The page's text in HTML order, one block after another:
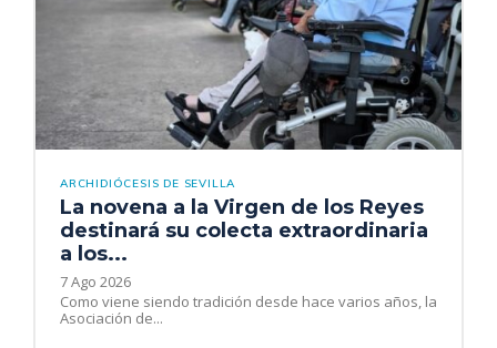
ARCHIDIÓCESIS DE SEVILLA
La novena a la Virgen de los Reyes
destinará su colecta extraordinaria
a los...
7 Ago 2026
Como viene siendo tradición desde hace varios años, la
Asociación de...